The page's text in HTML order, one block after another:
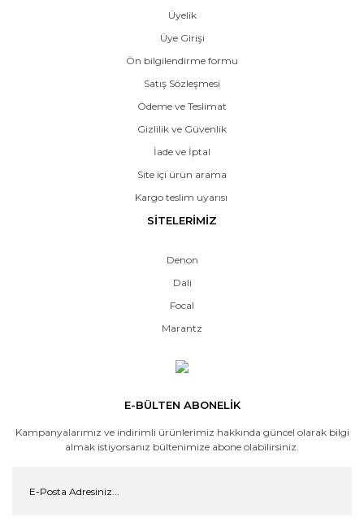
Üyelik
Üye Girişi
Ön bilgilendirme formu
Satış Sözleşmesi
Ödeme ve Teslimat
Gizlilik ve Güvenlik
İade ve İptal
Site içi ürün arama
Kargo teslim uyarısı
SİTELERİMİZ
Denon
Dali
Focal
Marantz
E-BÜLTEN ABONELİK
Kampanyalarımız ve indirimli ürünlerimiz hakkında güncel olarak bilgi
almak istiyorsanız bültenimize abone olabilirsiniz.